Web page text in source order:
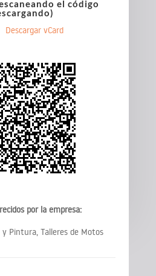
el código
Descargar vCard
por la empresa:
y Pintura, Talleres de Motos